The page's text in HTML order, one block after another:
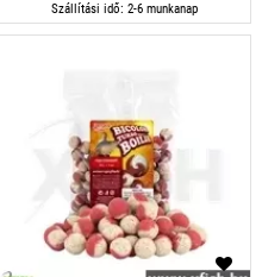
Szállítási idő: 2-6 munkanap